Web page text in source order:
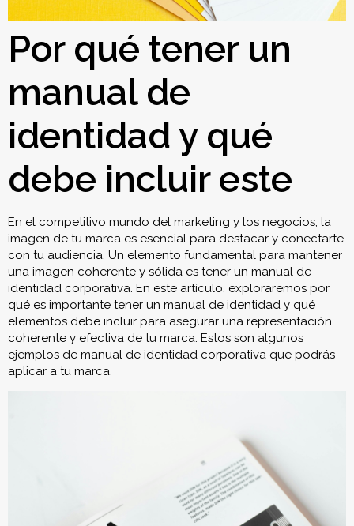
Por qué tener un
manual de
identidad y qué
debe incluir este
En el competitivo mundo del marketing y los negocios, la
imagen de tu marca es esencial para destacar y conectarte
con tu audiencia. Un elemento fundamental para mantener
una imagen coherente y sólida es tener un manual de
identidad corporativa. En este artículo, exploraremos por
qué es importante tener un manual de identidad y qué
elementos debe incluir para asegurar una representación
coherente y efectiva de tu marca. Estos son algunos
ejemplos de manual de identidad corporativa que podrás
aplicar a tu marca.